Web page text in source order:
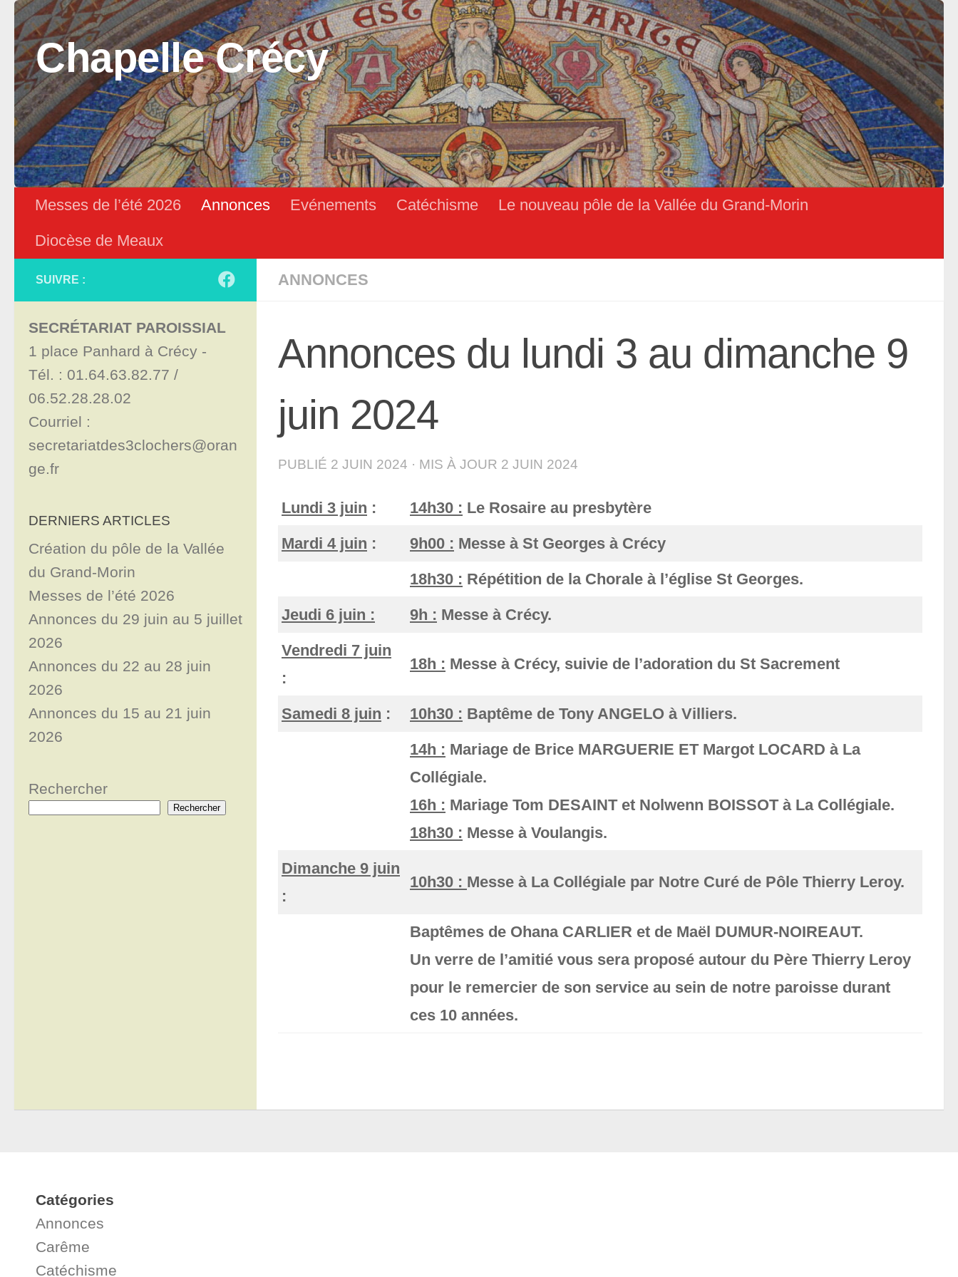
Skip to content
Chapelle Crécy
Messes de l’été 2026 Annonces Evénements Catéchisme
Le nouveau pôle de la Vallée du Grand-Morin
Diocèse de Meaux
ANNONCES
Annonces du lundi 3 au dimanche 9
juin 2024
PUBLIÉ 2 JUIN 2024 · MIS À JOUR 2 JUIN 2024
Lundi 3 juin : 14h30 : Le Rosaire au presbytère
Mardi 4 juin : 9h00 : Messe à St Georges à Crécy
18h30 : Répétition de la Chorale à l’église St Georges.
Jeudi 6 juin :
9h : Messe à Crécy.
Vendredi 7 juin
:
18h : Messe à Crécy, suivie de l’adoration du St Sacrement
Samedi 8 juin : 10h30 : Baptême de Tony ANGELO à Villiers.
14h : Mariage de Brice MARGUERIE ET Margot LOCARD à La
Collégiale.
16h : Mariage Tom DESAINT et Nolwenn BOISSOT à La Collégiale.
18h30 : Messe à Voulangis.
Dimanche 9 juin
:
10h30 : Messe à La Collégiale par Notre Curé de Pôle Thierry Leroy.
Baptêmes de Ohana CARLIER et de Maël DUMUR-NOIREAUT.
Un verre de l’amitié vous sera proposé autour du Père Thierry Leroy
pour le remercier de son service au sein de notre paroisse durant
ces 10 années.
SUIVRE :
SECRÉTARIAT PAROISSIAL
1 place Panhard à Crécy -
Tél. : 01.64.63.82.77 /
06.52.28.28.02
Courriel :
secretariatdes3clochers@oran
ge.fr
DERNIERS ARTICLES
Création du pôle de la Vallée
du Grand-Morin
Messes de l’été 2026
Annonces du 29 juin au 5 juillet
2026
Annonces du 22 au 28 juin
2026
Annonces du 15 au 21 juin
2026
Rechercher
Rechercher
Catégories
Annonces
Carême
Catéchisme